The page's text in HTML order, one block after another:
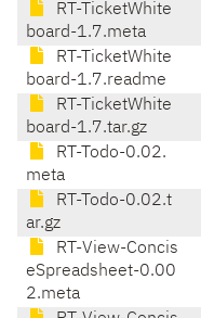
RT-TicketWhite
board-1.7.meta
RT-TicketWhite
board-1.7.readme
RT-TicketWhite
board-1.7.tar.gz
RT-Todo-0.02.
meta
RT-Todo-0.02.t
ar.gz
RT-View-Concis
eSpreadsheet-0.00
2.meta